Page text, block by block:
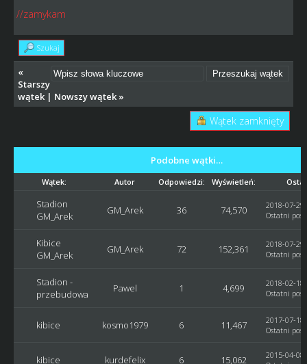
//zamykam
Szukaj
«
Starszy
wątek| Nowszy wątek»
Wątek zamknięty
Podobne wątki…
Wątek: Autor Odpowiedzi: Wyświetleń:
Stadion
GM_Arek
GM_Arek 36 74,570
2018-07-
Ostatni post
Kibice
GM_Arek
GM_Arek 72 152,361
2018-07-
Ostatni post
Stadion -
przebudowa
Pawel 1 4,699
2018-02-
Ostatni post
kibice kosmo1979 6 11,467
2017-07-
Ostatni post
kibice kurdefelix 6 15,062
2015-04-